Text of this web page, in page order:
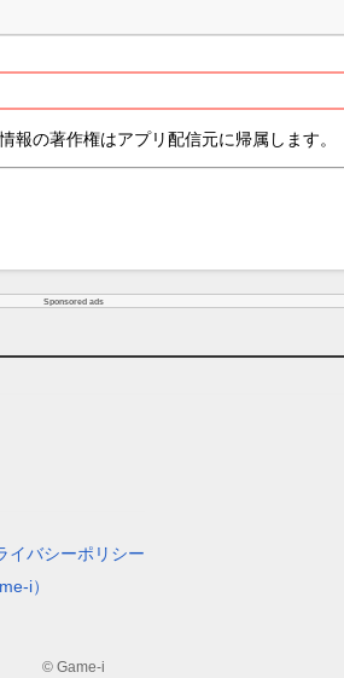
報の著作権はアプリ配信元に帰属します。
Sponsored ads
イバシーポリシー
i）
© Game-i